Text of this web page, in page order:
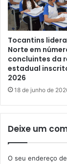
Tocantins
Norte em
concluintes da
estadual
2026
18 de junho de
Deixe um
O seu endereço